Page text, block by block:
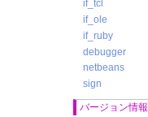
if_tcl
if_ole
if_ruby
debugger
netbeans
sign
バージョン情報